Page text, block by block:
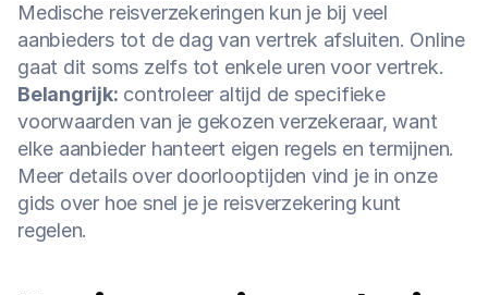
Medische reisverzekeringen kun je bij veel
aanbieders tot de dag van vertrek afsluiten. Online
Belangrijk: controleer altijd de specifieke
voorwaarden van je gekozen verzekeraar, want
elke aanbieder hanteert eigen regels en termijnen.
Meer details over doorlooptijden vind je in onze
gids over hoe snel je je reisverzekering kunt
regelen.